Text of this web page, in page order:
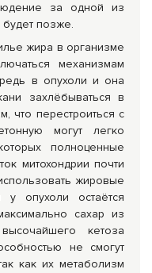
за одной из
будет позже.
жира в организме
механизмам
в опухоли и она
захлёбываться в
что перестроиться с
могут легко
полноценные
митохондрии почти
жировые
у опухоли остаётся
сахар из
кетоза
не смогут
как их метаболизм